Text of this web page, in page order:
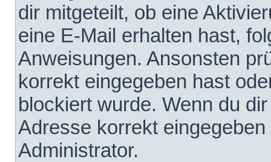
dir mitgeteilt, ob eine
eine E-Mail erhalten hast,
Anweisungen. Ansonsten
korrekt eingegeben hast
blockiert wurde. Wenn du
Adresse korrekt
Administrator.